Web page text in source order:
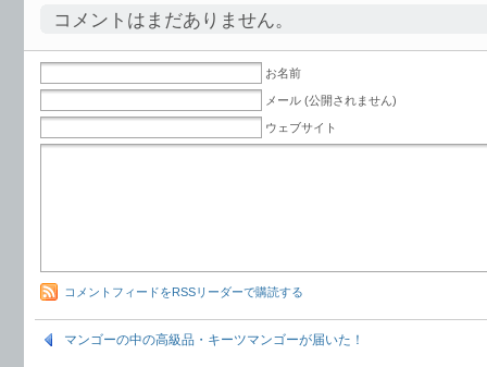
コメントはまだありません。
お名前
メール (公開されません)
ウェブサイト
コメントフィードをRSSリーダーで購読する
マンゴーの中の高級品・キーツマンゴーが届いた！